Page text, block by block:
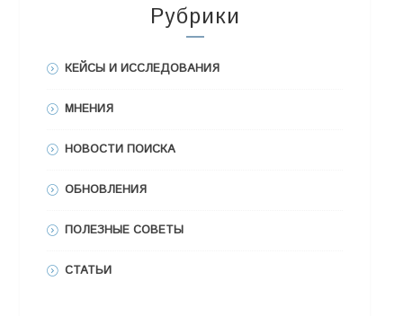
Рубрики
КЕЙСЫ И ИССЛЕДОВАНИЯ
МНЕНИЯ
НОВОСТИ ПОИСКА
ОБНОВЛЕНИЯ
ПОЛЕЗНЫЕ СОВЕТЫ
СТАТЬИ